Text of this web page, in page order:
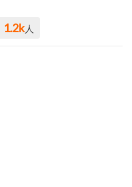
1.2k人